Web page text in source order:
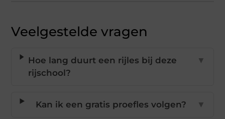
Veelgestelde vragen
Hoe lang duurt een rijles bij deze
rijschool?
▼
Kan ik een gratis proefles volgen? ▼